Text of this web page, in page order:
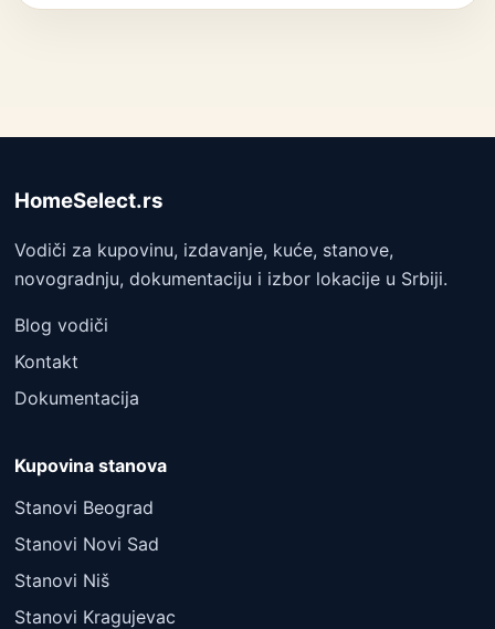
HomeSelect.rs
Vodiči za kupovinu, izdavanje, kuće, stanove,
novogradnju, dokumentaciju i izbor lokacije u Srbiji.
Blog vodiči
Kontakt
Dokumentacija
Kupovina stanova
Stanovi Beograd
Stanovi Novi Sad
Stanovi Niš
Stanovi Kragujevac